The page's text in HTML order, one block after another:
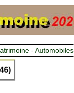
- Automobiles